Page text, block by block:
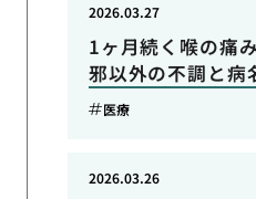
1ヶ月続く喉の痛
邪以外の不調と病
2026.03.27
医療
2026.03.26